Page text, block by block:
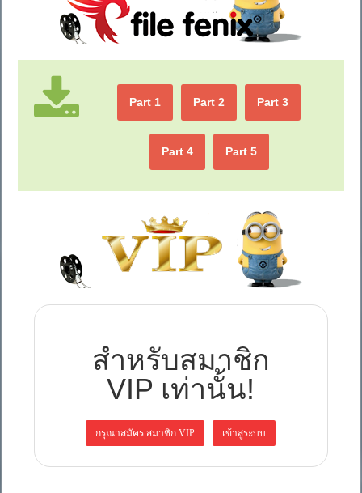
Part 1 Part 2 Part 3
Part 4 Part 5
สำหรับสมาชิก
VIP เท่านั้น!